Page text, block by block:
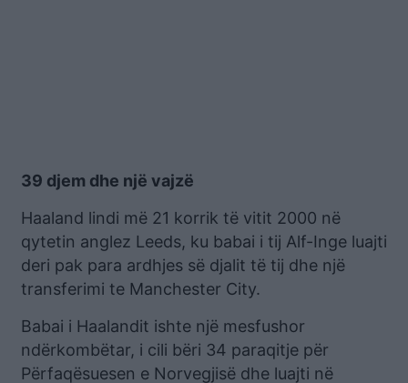
39 djem dhe një vajzë
Haaland lindi më 21 korrik të vitit 2000 në
qytetin anglez Leeds, ku babai i tij Alf-Inge luajti
deri pak para ardhjes së djalit të tij dhe një
transferimi te Manchester City.
Babai i Haalandit ishte një mesfushor
ndërkombëtar, i cili bëri 34 paraqitje për
Përfaqësuesen e Norvegjisë dhe luajti në